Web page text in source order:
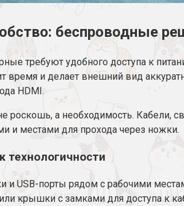
беспроводные
требуют удобного доступа к
время и делает внешний вид
HDMI.
роскошь, а необходимость. Кабели,
и местами для прохода через ножки.
технологичности
и USB-порты рядом с рабочими
крышки с замками для доступа к